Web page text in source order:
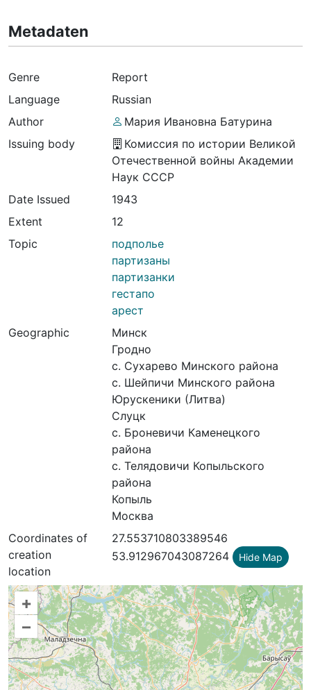
Metadaten
Genre
Report
Language
Russian
Author
Мария Ивановна Батурина
Issuing body
Комиссия по истории Великой
Отечественной войны Академии
Наук СССР
Date Issued
1943
Extent
12
Topic
подполье
партизаны
партизанки
гестапо
арест
Geographic
Минск
Гродно
с. Сухарево Минского района
с. Шейпичи Минского района
Юрускеники (Литва)
Слуцк
с. Броневичи Каменецкого
района
с. Телядовичи Копыльского
района
Копыль
Москва
Coordinates of
creation
location
27.553710803389546
53.912967043087264 Hide Map
+
–